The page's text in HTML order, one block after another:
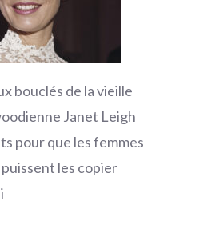
bouclés de la vieille
Janet Leigh
pour que les femmes
les copier